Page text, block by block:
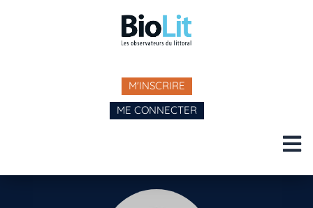
M'INSCRIRE
ME CONNECTER